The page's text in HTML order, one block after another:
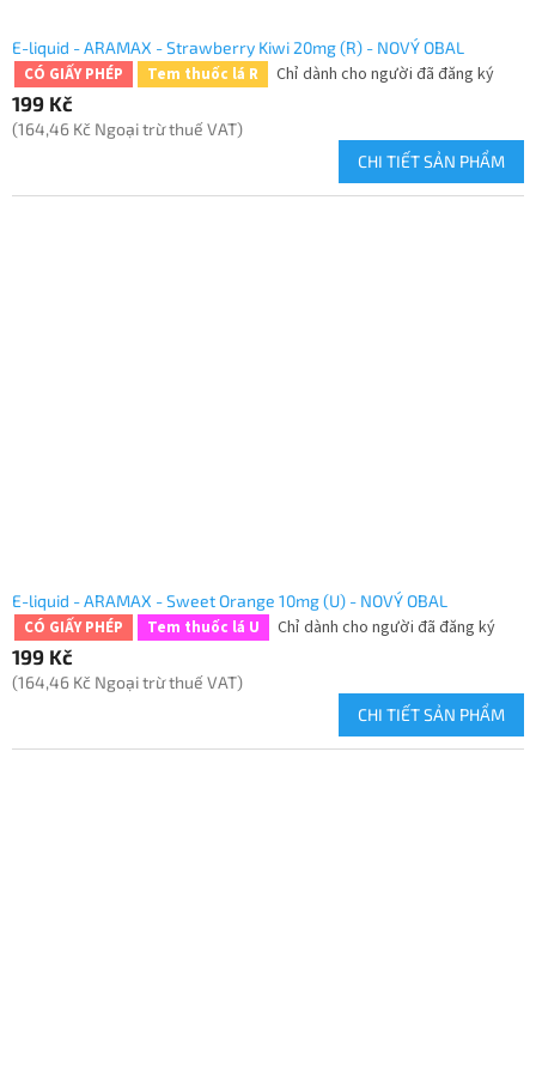
E-liquid - ARAMAX - Strawberry Kiwi 20mg (R) - NOVÝ OBAL
CÓ GIẤY PHÉP Tem thuốc lá R
Chỉ dành cho người đã đăng ký
199 Kč
(164,46 Kč Ngoại trừ thuế VAT)
CHI TIẾT SẢN PHẨM
E-liquid - ARAMAX - Sweet Orange 10mg (U) - NOVÝ OBAL
CÓ GIẤY PHÉP Tem thuốc lá U
Chỉ dành cho người đã đăng ký
199 Kč
(164,46 Kč Ngoại trừ thuế VAT)
CHI TIẾT SẢN PHẨM